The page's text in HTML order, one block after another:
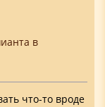
в
что-то вроде